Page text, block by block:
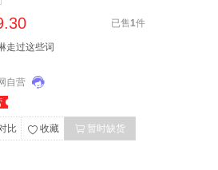
已售1件
走过这些词
自营
比 收藏 暂时缺货